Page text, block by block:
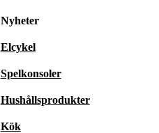
Nyheter
Elcykel
Spelkonsoler
Hushållsprodukter
Kök